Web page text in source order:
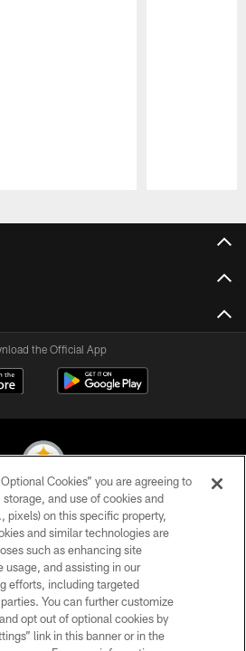
the Official App
Steelers. All Rights Reserved
PRIVACY POLICY
TERMS OF USE
ACCESSIBILITY
CONTACT US
Cookies” you are agreeing to
and use of cookies and
pixels) on this specific property,
and similar technologies are
such as enhancing site
usage, and assisting in our
efforts, including targeted
You can further customize
opt out of optional cookies by
link in this banner or in the